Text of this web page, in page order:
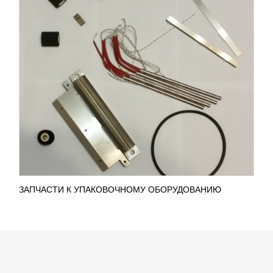
ЗАПЧАСТИ К УПАКОВОЧНОМУ ОБОРУДОВАНИЮ